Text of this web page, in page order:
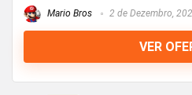
Mario Bros 2 de Dezembro,
VER